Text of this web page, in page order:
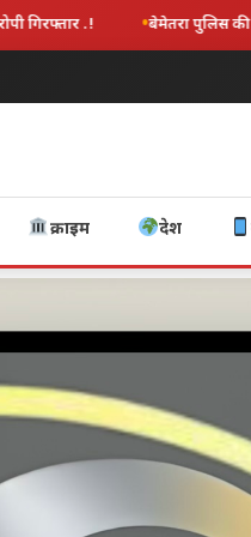
बंसल के निर्देश पर 11 आरोपी
क्राइम देश